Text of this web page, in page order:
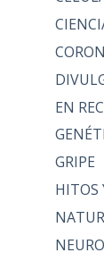
EN
GRIPE
HITOS